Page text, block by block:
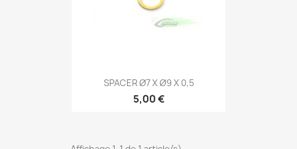
Aperçu rapide
SPACER Ø7 X Ø9 X 0,5
5,00 €